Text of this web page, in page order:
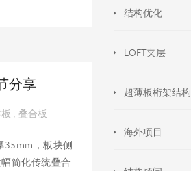
分享
叠合板
35mm，板块侧
简化传统叠合
结构优化
LOFT夹层
超薄板桁架结构
海外项目